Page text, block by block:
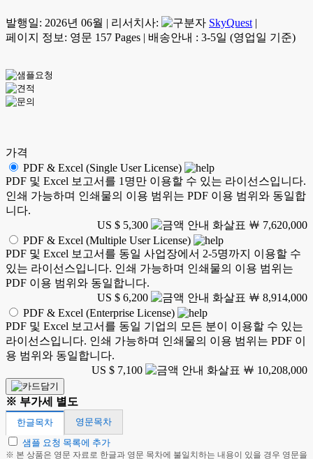
발행일: 2026년 06월 | 리서치사: SkyQuest |
페이지 정보: 영문 157 Pages | 배송안내 : 3-5일 (영업일 기준)
가격
PDF & Excel (Single User License)
PDF 및 Excel 보고서를 1명만 이용할 수 있는 라이선스입니다.
인쇄 가능하며 인쇄물의 이용 범위는 PDF 이용 범위와 동일합
니다.
US $ 5,300
￦ 7,620,000
PDF & Excel (Multiple User License)
PDF 및 Excel 보고서를 동일 사업장에서 2-5명까지 이용할 수
있는 라이선스입니다. 인쇄 가능하며 인쇄물의 이용 범위는
PDF 이용 범위와 동일합니다.
US $ 6,200
￦ 8,914,000
PDF & Excel (Enterprise License)
PDF 및 Excel 보고서를 동일 기업의 모든 분이 이용할 수 있는
라이선스입니다. 인쇄 가능하며 인쇄물의 이용 범위는 PDF 이
용 범위와 동일합니다.
US $ 7,100
￦ 10,208,000
※ 부가세 별도
한글목차
영문목차
샘플 요청 목록에 추가
※ 본 상품은 영문 자료로 한글과 영문 목차에 불일치하는 내용이 있을 경우 영문을